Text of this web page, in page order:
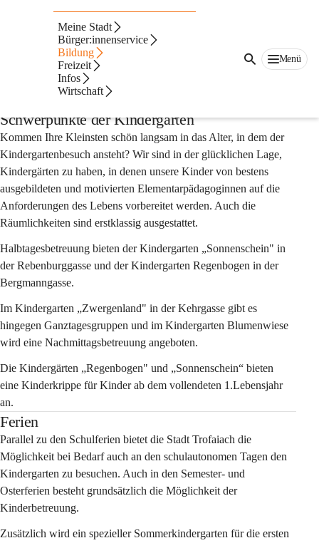
Meine Stadt
Bürger:innenservice
Bildung
Freizeit
Infos
Wirtschaft
Menü
Kindergärten
Aktuelles
Schwerpunkte der Kindergärten
Kommen Ihre Kleinsten schön langsam in das Alter, in dem der
Kindergartenbesuch ansteht? Wir sind in der glücklichen Lage,
Kindergärten zu haben, in denen unsere Kinder von bestens
ausgebildeten und motivierten Elementarpädagoginnen auf die
Anforderungen des Lebens vorbereitet werden. Auch die
Räumlichkeiten sind erstklassig ausgestattet.
Halbtagesbetreuung bieten der Kindergarten „Sonnenschein" in
der Rebenburggasse und der Kindergarten Regenbogen in der
Bergmanngasse.
Im Kindergarten „Zwergenland" in der Kehrgasse gibt es
hingegen Ganztagesgruppen und im Kindergarten Blumenwiese
wird eine Nachmittagsbetreuung angeboten.
Die Kindergärten „Regenbogen" und „Sonnenschein“ bieten
eine Kinderkrippe für Kinder ab dem vollendeten 1.Lebensjahr
an.
Ferien
Parallel zu den Schulferien bietet die Stadt Trofaiach die
Möglichkeit bei Bedarf auch an den schulautonomen Tagen den
Kindergarten zu besuchen. Auch in den Semester- und
Osterferien besteht grundsätzlich die Möglichkeit der
Kinderbetreuung.
Zusätzlich wird ein spezieller Sommerkindergarten für die ersten